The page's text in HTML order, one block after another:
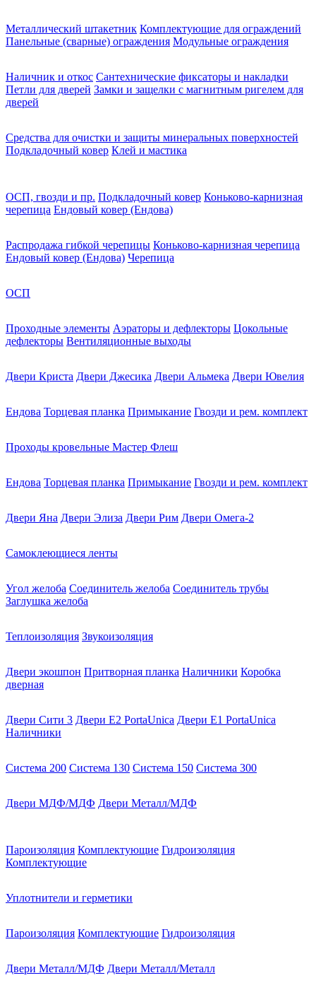
Металлический штакетник Комплектующие для ограждений
Панельные (сварные) ограждения Модульные ограждения
Наличник и откос Сантехнические фиксаторы и накладки
Петли для дверей Замки и защелки с магнитным ригелем для
дверей
Средства для очистки и защиты минеральных поверхностей
Подкладочный ковер Клей и мастика
ОСП, гвозди и пр. Подкладочный ковер Коньково-карнизная
черепица Ендовый ковер (Ендова)
Распродажа гибкой черепицы Коньково-карнизная черепица
Ендовый ковер (Ендова) Черепица
ОСП
Проходные элементы Аэраторы и дефлекторы Цокольные
дефлекторы Вентиляционные выходы
Двери Криста Двери Джесика Двери Альмека Двери Ювелия
Ендова Торцевая планка Примыкание Гвозди и рем. комплект
Проходы кровельные Мастер Флеш
Ендова Торцевая планка Примыкание Гвозди и рем. комплект
Двери Яна Двери Элиза Двери Рим Двери Омега-2
Самоклеющиеся ленты
Угол желоба Соединитель желоба Соединитель трубы
Заглушка желоба
Теплоизоляция Звукоизоляция
Двери экошпон Притворная планка Наличники Коробка
дверная
Двери Сити 3 Двери E2 PortaUnica Двери E1 PortaUnica
Наличники
Система 200 Система 130 Система 150 Система 300
Двери МДФ/МДФ Двери Металл/МДФ
Пароизоляция Комплектующие Гидроизоляция
Комплектующие
Уплотнители и герметики
Пароизоляция Комплектующие Гидроизоляция
Двери Металл/МДФ Двери Металл/Металл